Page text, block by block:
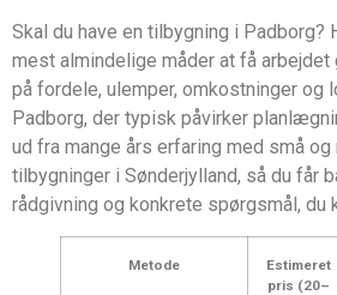
Skal du have en tilbygning i Padborg?
mest almindelige måder at få
på fordele, ulemper, omkostninger og
Padborg, der typisk påvirker
ud fra mange års erfaring med små
tilbygninger i Sønderjylland, så du får
rådgivning og konkrete spørgsmål, du
Metode
Estimeret
pris (20–